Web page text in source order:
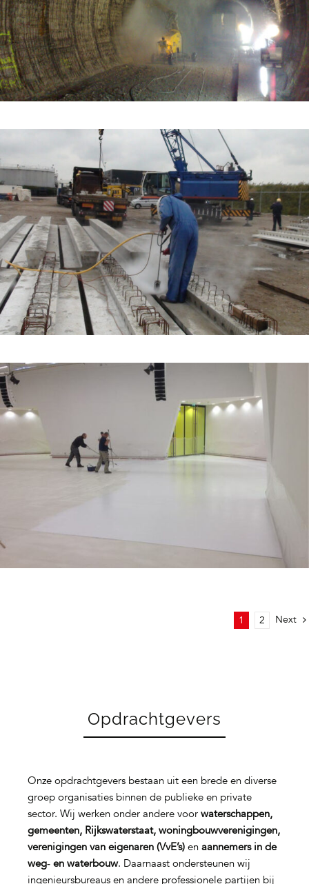
1 2 Next
Opdrachtgevers
Onze opdrachtgevers bestaan uit een brede en diverse
groep organisaties binnen de publieke en private
sector. Wij werken onder andere voor waterschappen,
gemeenten, Rijkswaterstaat, woningbouwverenigingen,
verenigingen van eigenaren (VvE’s)en aannemers in de
weg‑ en waterbouw. Daarnaast ondersteunen wij
ingenieursbureaus en andere professionele partijen bij